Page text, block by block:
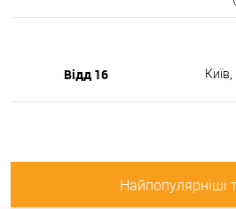
Відд 16
Найпопулярніші